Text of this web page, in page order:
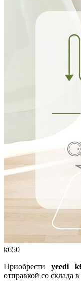
k650
Приобрести yeedi
отправкой со склада